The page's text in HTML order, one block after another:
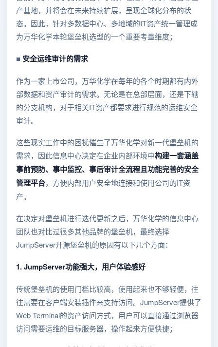
产基地，并将会在未来持续扩展，呈现全球化分布的状
态。因此，针对多数据中心、多地域的IT资产统一管理成
为万华化学本轮堡垒机选型的一个重要考量维度；
■ 安全运维审计的需求
作为一家上市公司，万华化学在每年的各个时期都有内外
部数据和资产审计的需求。无论是在总部层面，还是下辖
的分支机构，对于相关IT资产都要求进行规范的运维安全
审计。
这些现实工作中的困扰催生了万华化学对新一代堡垒机的
需求，因此信息中心决定在企业内部环境中构建一套涵盖
事前预防、事中监控、事后审计全流程且功能完善的安全
管理平台，方便内部用户安全地连接和使用公司的IT资
产。
在决定对堡垒机进行迭代更新之后，万华化学的信息中心
团队也对比过很多其他品牌的堡垒机，最终选择
JumpServer开源堡垒机的原因有以下几个方面：
1. JumpServer功能强大，用户体验感好
传统堡垒机的使用门槛比较高，使用起来也不够轻便，往
往需要在客户端安装插件来支持访问。JumpServer提供了
Web Terminal的资产访问方式，用户可以直接通过浏览器
访问需要运维的目标服务器，操作起来方便快捷；